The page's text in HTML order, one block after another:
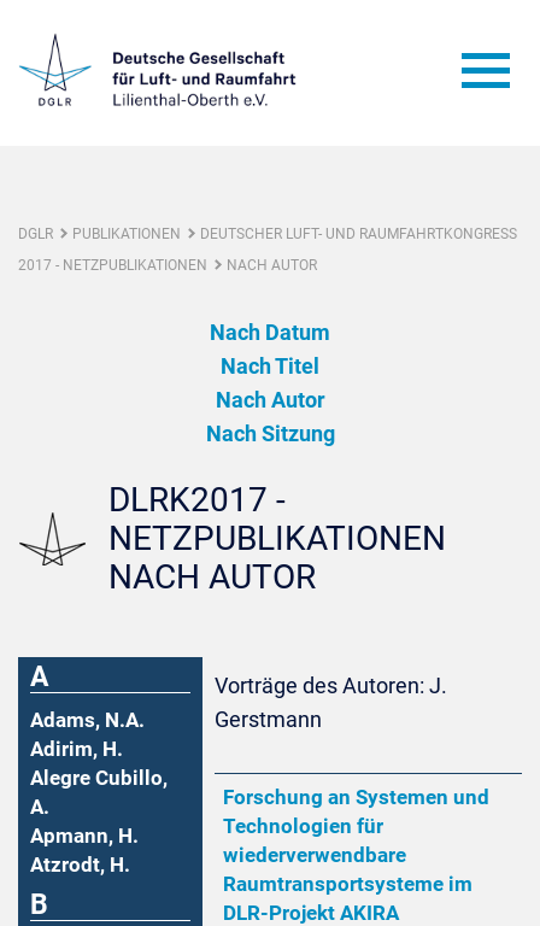
DGLR PUBLIKATIONEN
DEUTSCHER LUFT- UND RAUMFAHRTKONGRESS
2017 - NETZPUBLIKATIONEN
NACH AUTOR
Nach Datum
Nach Titel
Nach Autor
Nach Sitzung
DLRK2017 -
NETZPUBLIKATIONEN
NACH AUTOR
A
Adams, N.A.
Adirim, H.
Alegre Cubillo,
A.
Apmann, H.
Atzrodt, H.
B
Vorträge des Autoren: J.
Gerstmann
Forschung an Systemen und
Technologien für
wiederverwendbare
Raumtransportsysteme im
DLR-Projekt AKIRA